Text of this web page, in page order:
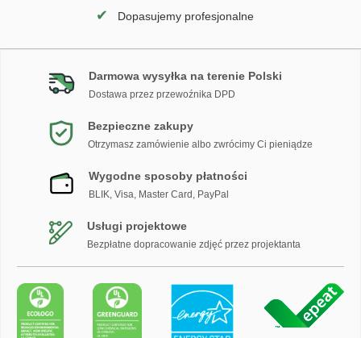
✔ Dopasujemy profesjonalne
Darmowa wysyłka na terenie Polski
Dostawa przez przewoźnika DPD
Bezpieczne zakupy
Otrzymasz zamówienie albo zwrócimy Ci pieniądze
Wygodne sposoby płatności
BLIK, Visa, Master Card, PayPal
Usługi projektowe
Bezpłatne dopracowanie zdjęć przez projektanta